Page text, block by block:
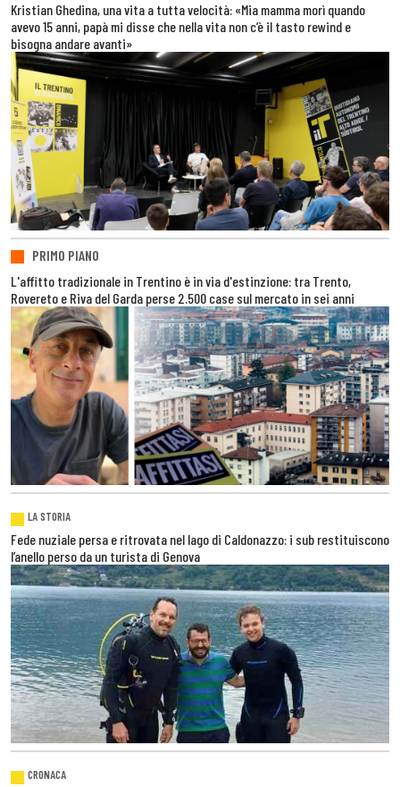
Kristian Ghedina, una vita a tutta velocità: «Mia mamma morì quando
avevo 15 anni, papà mi disse che nella vita non c’è il tasto rewind e
bisogna andare avanti»
PRIMO PIANO
L'affitto tradizionale in Trentino è in via d'estinzione: tra Trento,
Rovereto e Riva del Garda perse 2.500 case sul mercato in sei anni
LA STORIA
Fede nuziale persa e ritrovata nel lago di Caldonazzo: i sub restituiscono
l’anello perso da un turista di Genova
CRONACA